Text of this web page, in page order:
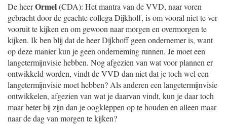
De heerOrmel(CDA): Het mantra van de VVD, naar voren
gebracht door de geachte collega Dijkhoff, is om vooral niet te ver
vooruit te kijken en om gewoon naar morgen en overmorgen te
kijken. Ik ben blij dat de heer Dijkhoff geen ondernemer is, want
op deze manier kun je geen onderneming runnen. Je moet een
langetermijnvisie hebben. Nog afgezien van wat voor plannen er
ontwikkeld worden, vindt de VVD dan niet dat je toch wel een
langetermijnvisie moet hebben? Als anderen een langetermijnvisie
ontwikkelen, afgezien van wat je daarvan vindt, kun je daar toch
maar beter bij zijn dan je oogkleppen op te houden en alleen maar
naar de dag van morgen te kijken?